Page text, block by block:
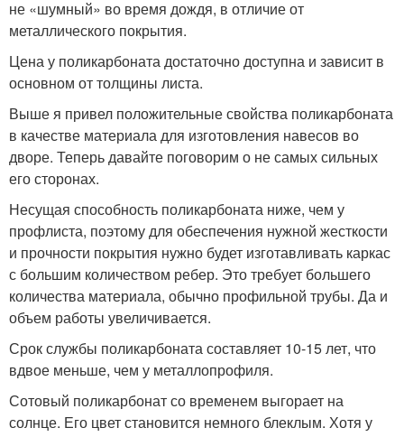
не «шумный» во время дождя, в отличие от
металлического покрытия.
Цена у поликарбоната достаточно доступна и зависит в
основном от толщины листа.
Выше я привел положительные свойства поликарбоната
в качестве материала для изготовления навесов во
дворе. Теперь давайте поговорим о не самых сильных
его сторонах.
Несущая способность поликарбоната ниже, чем у
профлиста, поэтому для обеспечения нужной жесткости
и прочности покрытия нужно будет изготавливать каркас
с большим количеством ребер. Это требует большего
количества материала, обычно профильной трубы. Да и
объем работы увеличивается.
Срок службы поликарбоната составляет 10-15 лет, что
вдвое меньше, чем у металлопрофиля.
Сотовый поликарбонат со временем выгорает на
солнце. Его цвет становится немного блеклым. Хотя у